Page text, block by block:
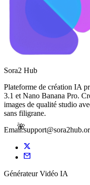
🌺
Sora2 Hub
Plateforme de création IA
3.1 et Nano Banana Pro.
images de qualité studio
sans filigrane.
Générateur Vidéo IA